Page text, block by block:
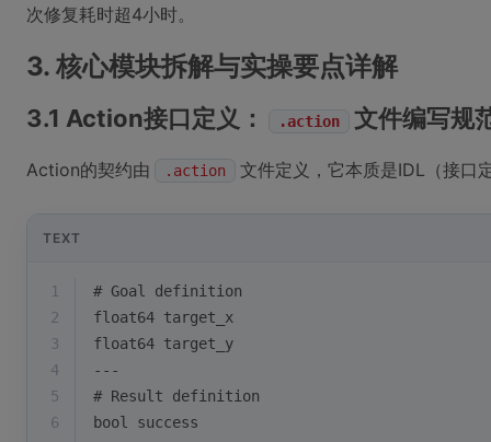
次修复耗时超4小时。
3. 核心模块拆解与实操要点详解
3.1 Action接口定义： .action 文件编写规
Action的契约由 .action 文件定义，它本质是IDL（接口
TEXT
1
# Goal definition
2
float64 target_x
3
float64 target_y
4
---
5
# Result definition
6
bool success